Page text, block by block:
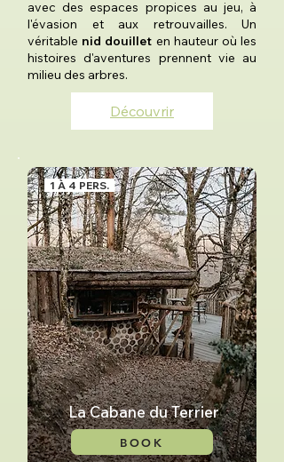
avec des espaces propices au jeu, à
l'évasion et aux retrouvailles. Un
véritable nid douillet en hauteur où les
histoires d'aventures prennent vie au
milieu des arbres.​​
Découvrir
1 À 4 PERS.
La Cabane du Terrier
BOOK